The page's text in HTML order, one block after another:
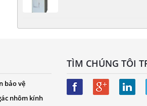
bảo vệ
nhôm kính
TÌM CHÚNG TÔI